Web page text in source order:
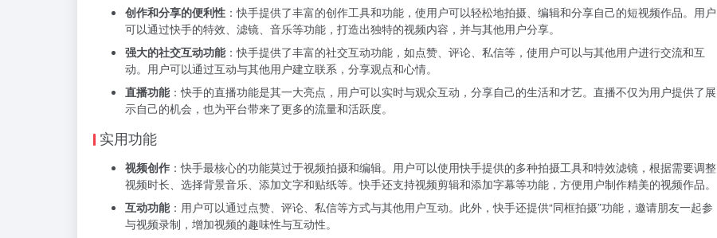
创作和分享的便利性 ：快手提供了丰富的创作工具和功能，使用户可以轻松地拍摄、编辑和分享自己的短视频作品。用户
可以通过快手的特效、滤镜、音乐等功能，打造出独特的视频内容，并与其他用户分享。
强大的社交互动功能：快手提供了丰富的社交互动功能，如点赞、评论、私信等，使用户可以与其他用户进行交流和互
动。用户可以通过互动与其他用户建立联系，分享观点和心情。
直播功能：快手的直播功能是其一大亮点，用户可以实时与观众互动，分享自己的生活和才艺。直播不仅为用户提供了展
示自己的机会，也为平台带来了更多的流量和活跃度。
实用功能
视频创作 ：快手最核心的功能莫过于视频拍摄和编辑。用户可以使用快手提供的多种拍摄工具和特效滤镜，根据需要调整
视频时长、选择背景音乐、添加文字和贴纸等。快手还支持视频剪辑和添加字幕等功能，方便用户制作精美的视频作品。
互动功能：用户可以通过点赞、评论、私信等方式与其他用户互动。此外，快手还提供“同框拍摄”功能，邀请朋友一起参
与视频录制，增加视频的趣味性与互动性。